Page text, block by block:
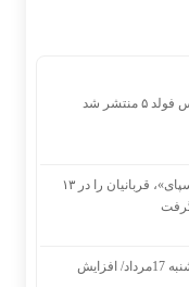
شد
جاسوس‌افزار چینی «لایت‌اسپای»، قربانیان را در ۱۳
قیمت طلای 18عیار امروز شنبه 17مرداد/ افزایش